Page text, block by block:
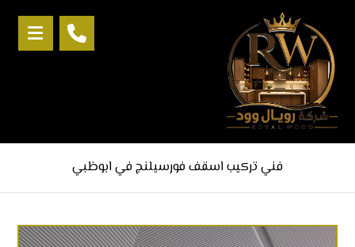
فني تركيب اسقف فورسيلنج في ابوظبي